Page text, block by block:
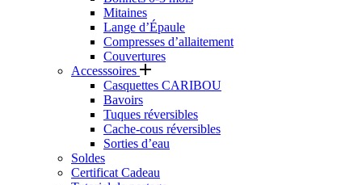
Mitaines
Lange d’Épaule
Compresses d’allaitement
Couvertures
Accesssoires
Casquettes CARIBOU
Bavoirs
Tuques réversibles
Cache-cous réversibles
Sorties d’eau
Soldes
Certificat Cadeau